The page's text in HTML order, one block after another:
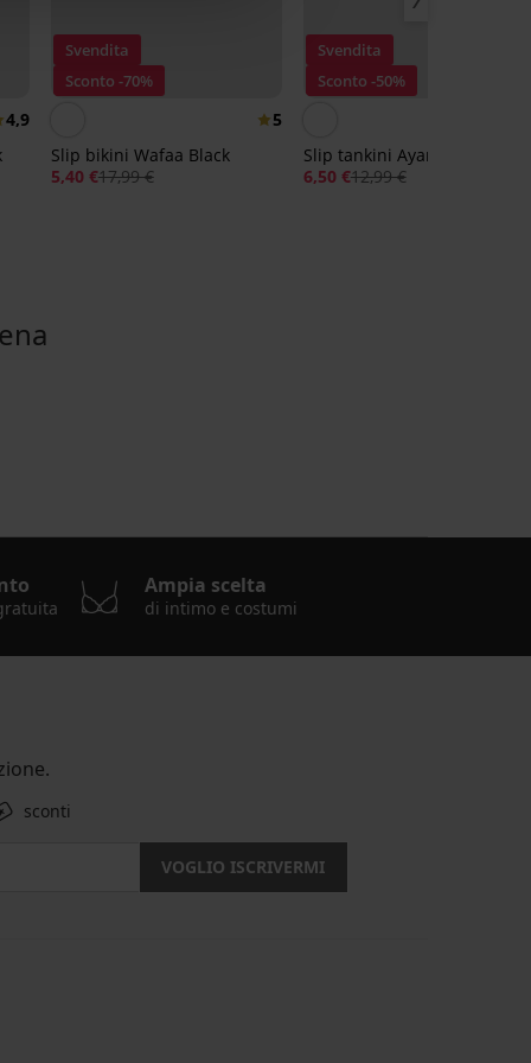
4,9
Svendita
Sconto -70%
5
Slip bikini Wafaa Black
5,40 €17,99 €
Svendita
Sconto -50%
Slip tankini Ayan
6,50 €12,99 €
Ampia scelta
di intimo e costumi
sconti
VOGLIO ISCRIVERMI